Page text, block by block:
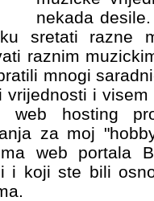
nekada
sretati razne
raznim
mnogi
vrijednosti i
hosting
za moj
web portala
i koji ste bili